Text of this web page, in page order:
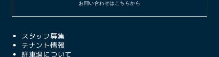
お問い合わせはこちらから
スタッフ募集
テナント情報
駐車場について